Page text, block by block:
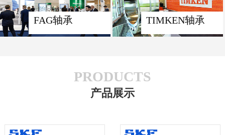
FAG轴承 TIMKEN轴承
PRODUCTS
产品展示